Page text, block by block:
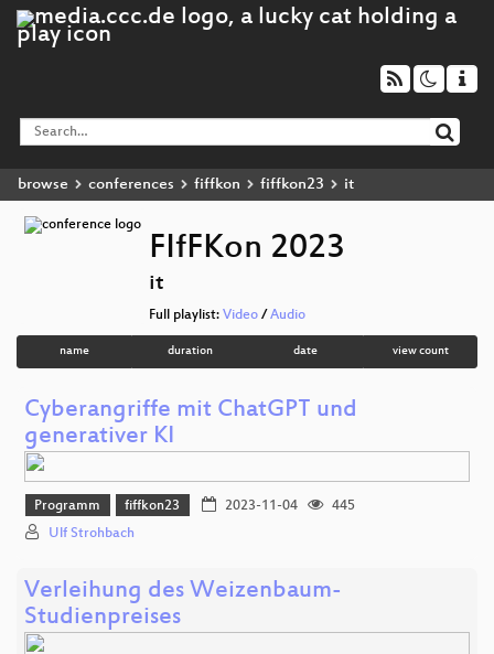
browse conferences fiffkon fiffkon23 it
FIfFKon 2023
it
Full playlist: Video / Audio
name duration date view count
Cyberangriffe mit ChatGPT und
generativer KI
Programm fiffkon23 2023-11-04
445
Ulf Strohbach
Verleihung des Weizenbaum-
Studienpreises